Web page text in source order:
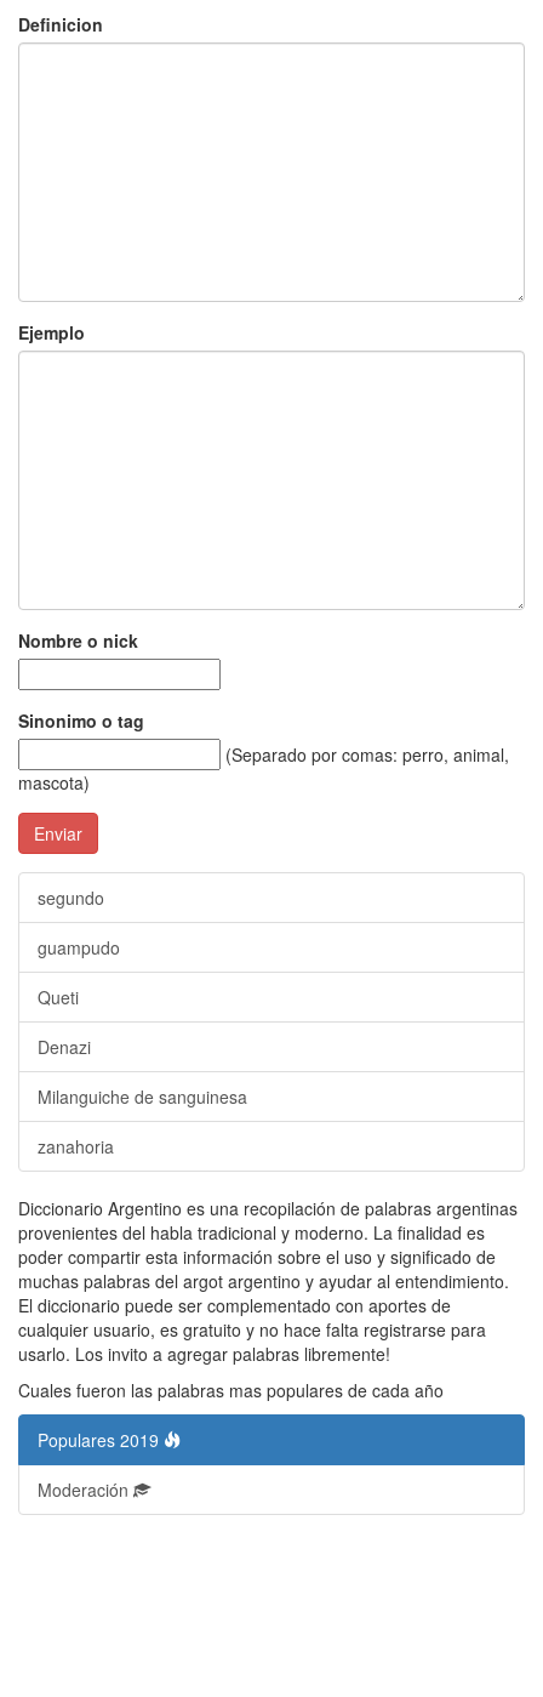
Definicion
Ejemplo
Nombre o nick
Sinonimo o tag
(Separado por comas: perro, animal,
mascota)
Enviar
segundo
guampudo
Queti
Denazi
Milanguiche de sanguinesa
zanahoria
Diccionario Argentino es una recopilación de palabras argentinas
provenientes del habla tradicional y moderno. La finalidad es
poder compartir esta información sobre el uso y significado de
muchas palabras del argot argentino y ayudar al entendimiento.
El diccionario puede ser complementado con aportes de
cualquier usuario, es gratuito y no hace falta registrarse para
usarlo. Los invito a agregar palabras libremente!
Cuales fueron las palabras mas populares de cada año
Populares 2019
Moderación